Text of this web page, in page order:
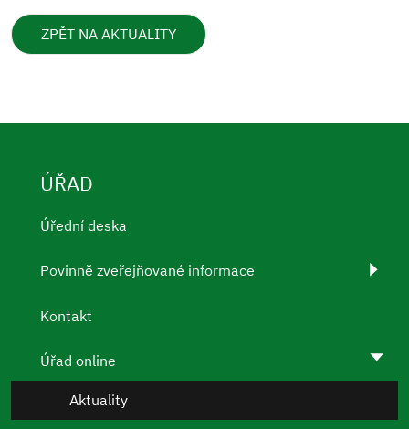
ZPĚT NA AKTUALITY
ÚŘAD
Úřední deska
Povinně zveřejňované informace
Kontakt
Úřad online
Aktuality